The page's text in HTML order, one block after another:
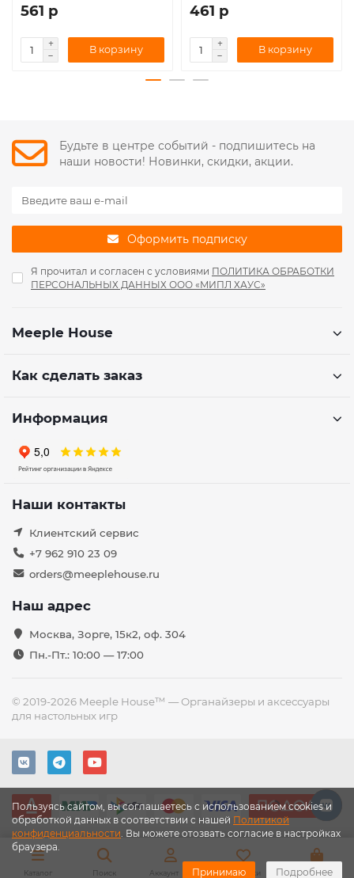
561 р
В корзину
461 р
В корзину
Пользуясь сайтом, вы соглашаетесь с использованием cookies и
обработкой данных в соответствии с нашей Политикой
конфиденциальности. Вы можете отозвать согласие в настройках
браузера.
Принимаю Подробнее
Будьте в центре событий - подпишитесь на
наши новости! Новинки, скидки, акции.
Оформить подписку
Я прочитал и согласен с условиями ПОЛИТИКА ОБРАБОТКИ
ПЕРСОНАЛЬНЫХ ДАННЫХ ООО «МИПЛ ХАУС»
Meeple House
Как сделать заказ
Информация
Наши контакты
Клиентский сервис
+7 962 910 23 09
orders@meeplehouse.ru
Наш адрес
Москва, Зорге, 15к2, оф. 304
Пн.-Пт.: 10:00 — 17:00
© 2019-2026 Meeple House™ — Органайзеры и аксессуары
для настольных игр
Каталог Поиск Аккаунт Закладки Корзина